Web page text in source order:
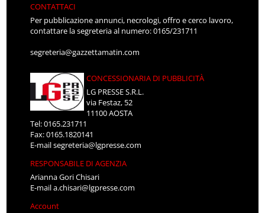
CONTATTACI
Per pubblicazione annunci, necrologi, offro e cerco lavoro,
contattare la segreteria al numero: 0165/231711
segreteria@gazzettamatin.com
CONCESSIONARIA DI PUBBLICITÀ
LG PRESSE S.R.L.
via Festaz, 52
11100 AOSTA
Tel: 0165.231711
Fax: 0165.1820141
E-mailsegreteria@lgpresse.com
RESPONSABILE DI AGENZIA
Arianna Gori Chisari
E-maila.chisari@lgpresse.com
Account